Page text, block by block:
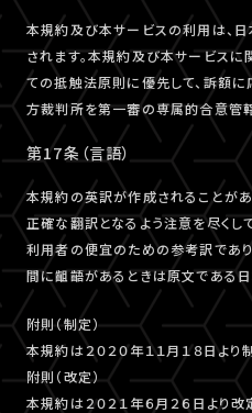
本規約及び本サービスの利用は、
されます。本規約及び本サービス
ての抵触法原則に優先して、訴額
方裁判所を第一審の専属的合意管
第17条（言語）
本規約の英訳が作成されることが
正確な翻訳となるよう注意を尽くし
利用者の便宜のための参考訳であ
間に齟齬があるときは原文である
附則（制定）
本規約は２０２０年１１月１８日よ
附則（改定）
本規約は２０２１年６月２６日より改